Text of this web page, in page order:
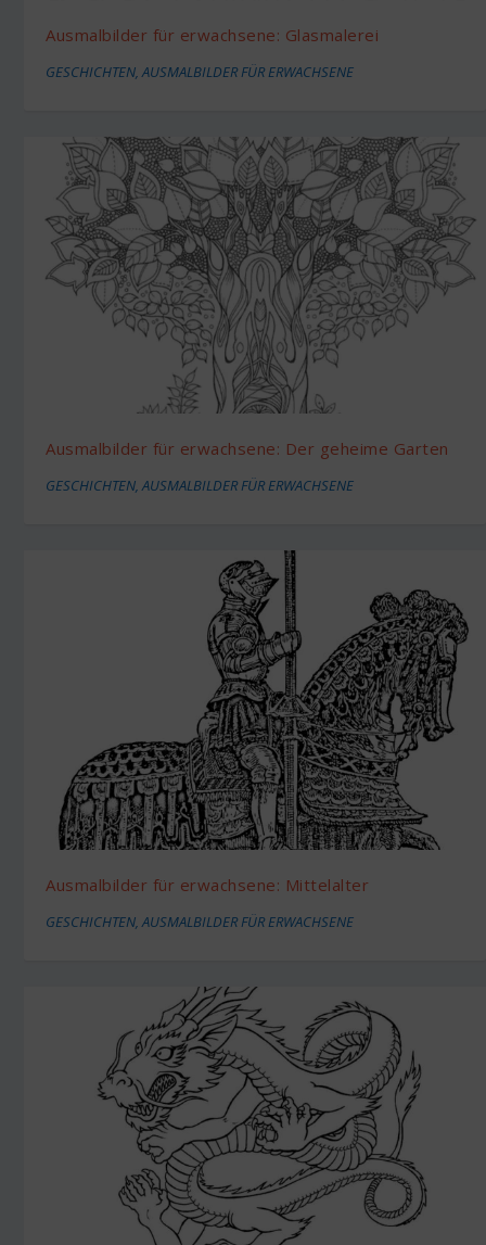
Ausmalbilder für erwachsene: Glasmalerei
GESCHICHTEN,AUSMALBILDER FÜR ERWACHSENE
Ausmalbilder für erwachsene: Der geheime Garten
GESCHICHTEN,AUSMALBILDER FÜR ERWACHSENE
Ausmalbilder für erwachsene: Mittelalter
GESCHICHTEN,AUSMALBILDER FÜR ERWACHSENE